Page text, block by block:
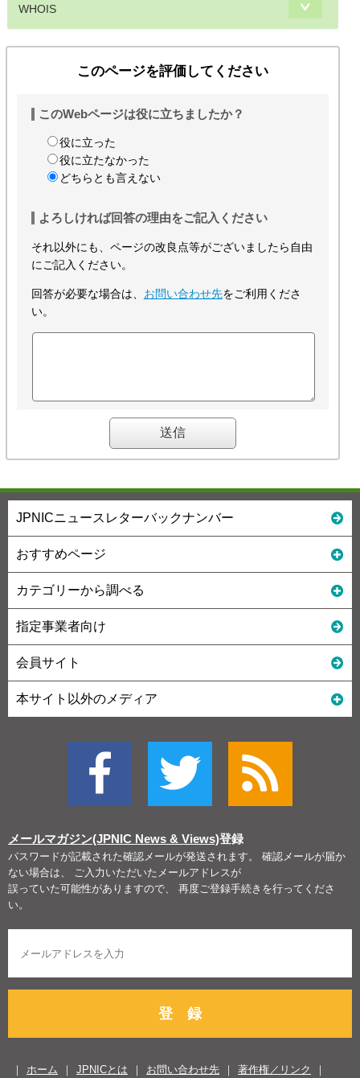
WHOIS
このページを評価してください
このWebページは役に立ちましたか？
役に立った
役に立たなかった
どちらとも言えない
よろしければ回答の理由をご記入ください
それ以外にも、ページの改良点等がございましたら自由
にご記入ください。
回答が必要な場合は、 お問い合わせ先をご利用くださ
い。
JPNICニュースレターバックナンバー
おすすめページ
カテゴリーから調べる
指定事業者向け
会員サイト
本サイト以外のメディア
メールマガジン(JPNIC News & Views)登録
パスワードが記載された確認メールが発送されます。 確認メールが届か
ない場合は、 ご入力いただいたメールアドレスが
誤っていた可能性がありますので、 再度ご登録手続きを行ってくださ
い。
登 録
ホーム JPNICとは お問い合わせ先 著作権／リンク